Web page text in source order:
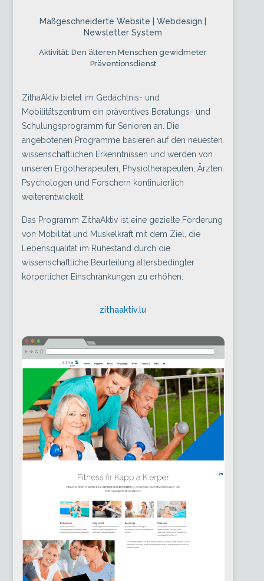
Maßgeschneiderte Website | Webdesign |
Newsletter System
Aktivität: Den älteren Menschen gewidmeter
Präventionsdienst
ZithaAktiv bietet im Gedächtnis- und
Mobilitätszentrum ein präventives Beratungs- und
Schulungsprogramm für Senioren an. Die
angebotenen Programme basieren auf den neuesten
wissenschaftlichen Erkenntnissen und werden von
unseren Ergotherapeuten, Physiotherapeuten, Ärzten,
Psychologen und Forschern kontinuierlich
weiterentwickelt.
Das Programm ZithaAktiv ist eine gezielte Förderung
von Mobilität und Muskelkraft mit dem Ziel, die
Lebensqualität im Ruhestand durch die
wissenschaftliche Beurteilung altersbedingter
körperlicher Einschränkungen zu erhöhen.
zithaaktiv.lu